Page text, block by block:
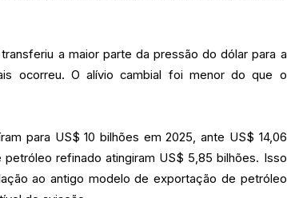
a maior parte da pressão do dólar para a
ocorreu. O alívio cambial foi menor do que o
para US$ 10 bilhões em 2025, ante US$ 14,06
refinado atingiram US$ 5,85 bilhões. Isso
ao antigo modelo de exportação de petróleo